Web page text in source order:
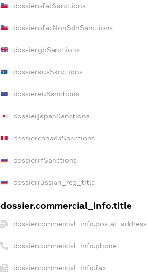
dossier.ofacSanctions
dossier.ofacNonSdnSanctions
dossier.gbSanctions
dossier.ausSanctions
dossier.euSanctions
dossier.japanSanctions
dossier.canadaSanctions
dossier.rfSanctions
dossier.russian_reg_title
dossier.commercial_info.title
dossier.commercial_info.postal_address
dossier.commercial_info.phone
dossier.commercial_info.fax